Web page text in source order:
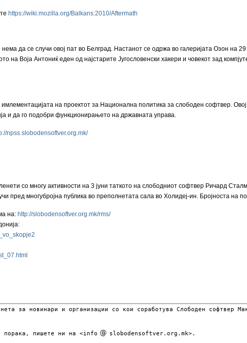
https://wiki.mozilla.org/Balkans:2010/Aftermath
да се случи овој пат во Белград. Настанот се одржа во галеријата Озон на 29
Воја Антониќ еден од најстарите Југословенски хакери и човекот зад
на проектот за Национална политика за слободен софтвер.
и да го подобри функционирањето на државната управа.
npss.slobodensoftver.org.mk/
со многу активности на 3 јуни таткото на слободниот софтвер Ричард
пред многубројна публика во преполнетата сала во Холидеј-ин. Бројноста на
на: http://slobodensoftver.org.mk/rms/
за новинари и организации со кои соработува Слободен софтвер
порака, пишете ни на <info
slobodensoftver.org.mk>.